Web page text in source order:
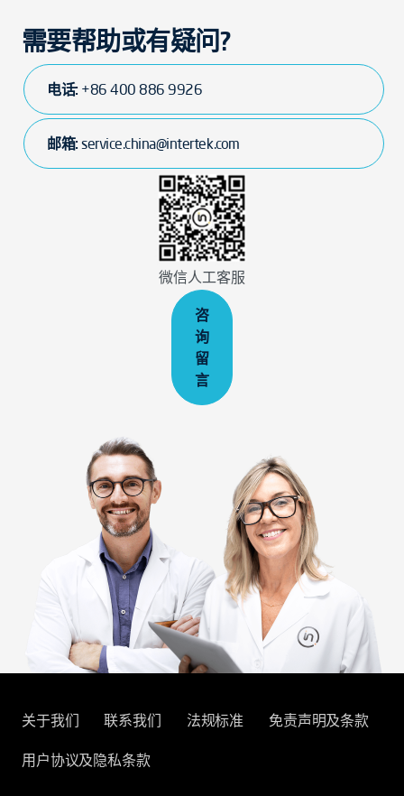
需要帮助或有疑问?
电话: +86 400 886 9926
邮箱:service.china@intertek.com
微信人工客服
咨
询
留
言
关于我们 联系我们 法规标准 免责声明及条款
用户协议及隐私条款